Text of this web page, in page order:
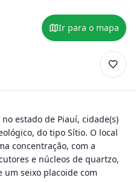
Ir para o mapa
estado de Piauí, cidade(s)
do tipo Sítio. O local
concentração, com a
e núcleos de quartzo,
seixo placoide com